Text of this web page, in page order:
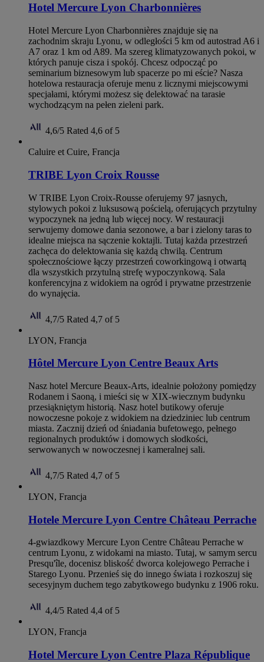
Hotel Mercure Lyon Charbonnières
Hotel Mercure Lyon Charbonnières znajduje się na
zachodnim skraju Lyonu, w odległości 5 km od autostrad A6 i
A7 oraz 1 km od A89. Ma szereg klimatyzowanych pokoi, w
których panuje cisza i spokój. Chcesz odpocząć po
seminarium biznesowym lub spacerze po mi eście? Nasza
hotelowa restauracja oferuje menu z licznymi miejscowymi
specjałami, którymi możesz się delektować na tarasie
wychodzącym na pełen zieleni park.
4,6/5 Rated 4,6 of 5
Caluire et Cuire, Francja
TRIBE Lyon Croix Rousse
W TRIBE Lyon Croix-Rousse oferujemy 97 jasnych,
stylowych pokoi z luksusową pościelą, oferujących przytulny
wypoczynek na jedną lub więcej nocy. W restauracji
serwujemy domowe dania sezonowe, a bar i zielony taras to
idealne miejsca na sączenie koktajli. Tutaj każda przestrzeń
zachęca do delektowania się każdą chwilą. Centrum
społecznościowe łączy przestrzeń coworkingową i otwartą
dla wszystkich przytulną strefę wypoczynkową. Sala
konferencyjna z widokiem na ogród i prywatne przestrzenie
do wynajęcia.
4,7/5 Rated 4,7 of 5
LYON, Francja
Hôtel Mercure Lyon Centre Beaux Arts
Nasz hotel Mercure Beaux-Arts, idealnie położony pomiędzy
Rodanem i Saoną, i mieści się w XIX-wiecznym budynku
przesiąkniętym historią. Nasz hotel butikowy oferuje
nowoczesne pokoje z widokiem na dziedziniec lub centrum
miasta. Zacznij dzień od śniadania bufetowego, pełnego
regionalnych produktów i domowych słodkości,
serwowanych w nowoczesnej i kameralnej sali.
4,7/5 Rated 4,7 of 5
LYON, Francja
Hotele Mercure Lyon Centre Château Perrache
4-gwiazdkowy Mercure Lyon Centre Château Perrache w
centrum Lyonu, z widokami na miasto. Tutaj, w samym sercu
Presqu'île, docenisz bliskość dworca kolejowego Perrache i
Starego Lyonu. Przenieś się do innego świata i rozkoszuj się
secesyjnym duchem tego zabytkowego budynku z 1906 roku.
4,4/5 Rated 4,4 of 5
LYON, Francja
Hotel Mercure Lyon Centre Plaza République